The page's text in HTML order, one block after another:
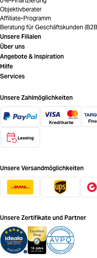
Objektivberater
Affiliate-Programm
Beratung für Geschäftskunden
Unsere Filialen
Über uns
Angebote & Inspiration
Hilfe
Services
Unsere Zahlmöglichkeiten
Unsere Versandmöglichkeiten
Unsere Zertifikate und Partner